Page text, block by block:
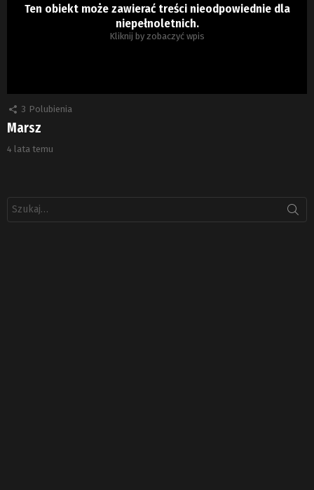
Ten obiekt może zawierać treści nieodpowiednie dla
niepełnoletnich.
Kliknij by zobaczyć wpis
3 Polubienia
Marsz
4 lata temu